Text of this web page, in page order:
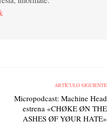
ARTÍCULO SIGUIENTE
Micropodcast: Machine Head
estrena «CHØKE ØN THE
ASHES ØF YØUR HATE»